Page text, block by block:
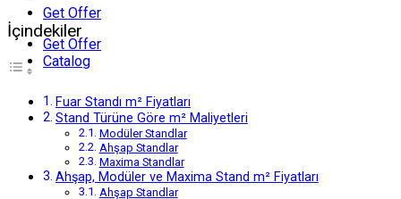
Get Offer
Get Offer
Catalog
İçindekiler
Fuar Standı m² Fiyatları
Stand Türüne Göre m² Maliyetleri
Modüler Standlar
Ahşap Standlar
Maxima Standlar
Ahşap, Modüler ve Maxima Stand m² Fiyatları
Ahşap Standlar